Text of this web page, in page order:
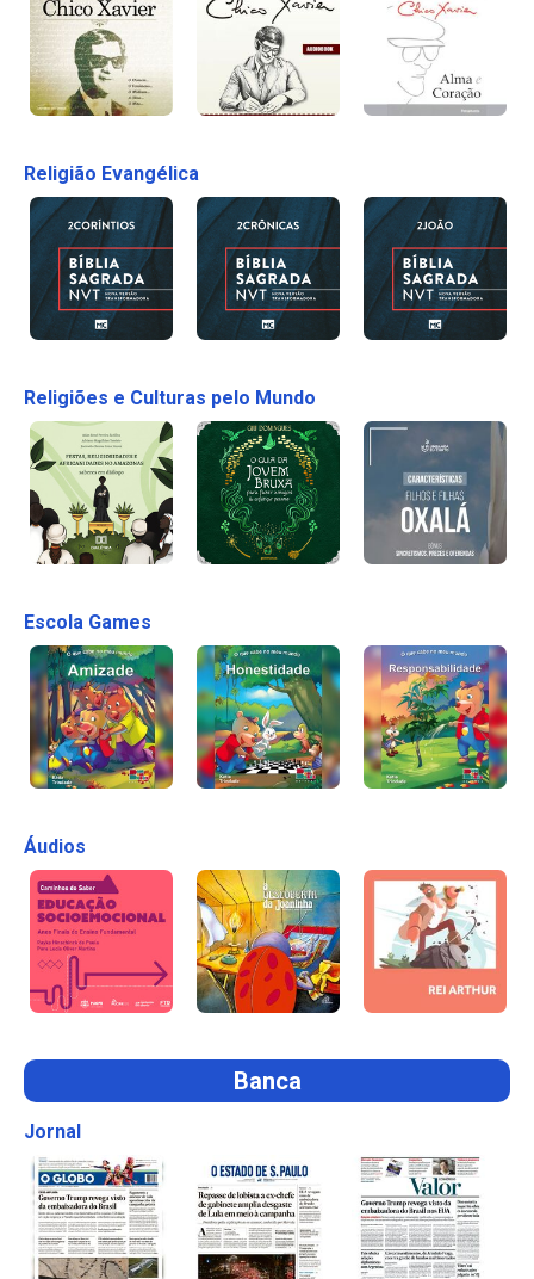
Religião Evangélica
Religiões e Culturas pelo Mundo
Escola Games
Áudios
Banca
Jornal